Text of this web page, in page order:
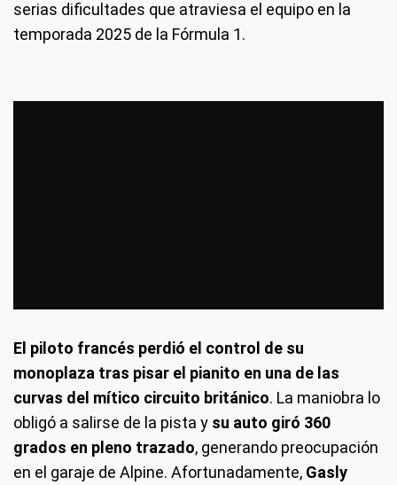
serias dificultades que atraviesa el equipo en la
temporada 2025 de la Fórmula 1.
El piloto francés perdió el control de su
monoplaza tras pisar el pianito en una de las
curvas del mítico circuito británico. La maniobra lo
obligó a salirse de la pista y su auto giró 360
grados en pleno trazado, generando preocupación
en el garaje de Alpine. Afortunadamente, Gasly